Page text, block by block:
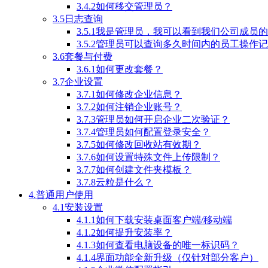
3.4.2如何移交管理员？
3.5日志查询
3.5.1我是管理员，我可以看到我们公司成员
3.5.2管理员可以查询多久时间内的员工操作记
3.6套餐与付费
3.6.1如何更改套餐？
3.7企业设置
3.7.1如何修改企业信息？
3.7.2如何注销企业账号？
3.7.3管理员如何开启企业二次验证？
3.7.4管理员如何配置登录安全？
3.7.5如何修改回收站有效期？
3.7.6如何设置特殊文件上传限制？
3.7.7如何创建文件夹模板？
3.7.8云粒是什么？
4.普通用户使用
4.1安装设置
4.1.1如何下载安装桌面客户端/移动端
4.1.2如何提升安装率？
4.1.3如何查看电脑设备的唯一标识码？
4.1.4界面功能全新升级（仅针对部分客户）